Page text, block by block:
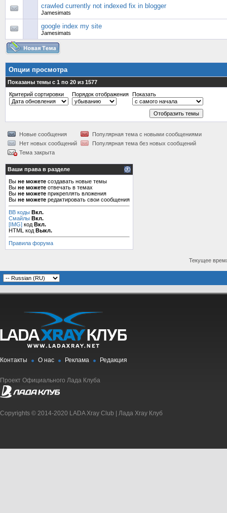
crawled currently not indexed fix in blogger
Jamesimats
google index my site
Jamesimats
Опции просмотра
Показаны темы с 1 по 20 из 1577
Критерий сортировки
Порядок отображения Показать
Новые сообщения
Популярная тема с новыми сообщениями
Нет новых сообщений
Популярная тема без новых сообщений
Тема закрыта
Ваши права в разделе
Вы не можете создавать новые темы
Вы не можете отвечать в темах
Вы не можете прикреплять вложения
Вы не можете редактировать свои сообщения
BB коды Вкл.
Смайлы Вкл.
[IMG] код Вкл.
HTML код Выкл.
Правила форума
Текущее
Контакты О нас Реклама Редакция
Проект Официального Лада Клуба
Copyrights © 2014-2020 LADA Xray Club | Лада Xray Клуб